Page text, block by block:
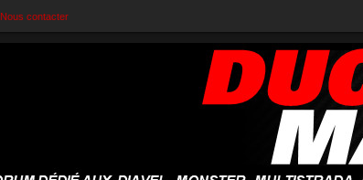
Nous contacter